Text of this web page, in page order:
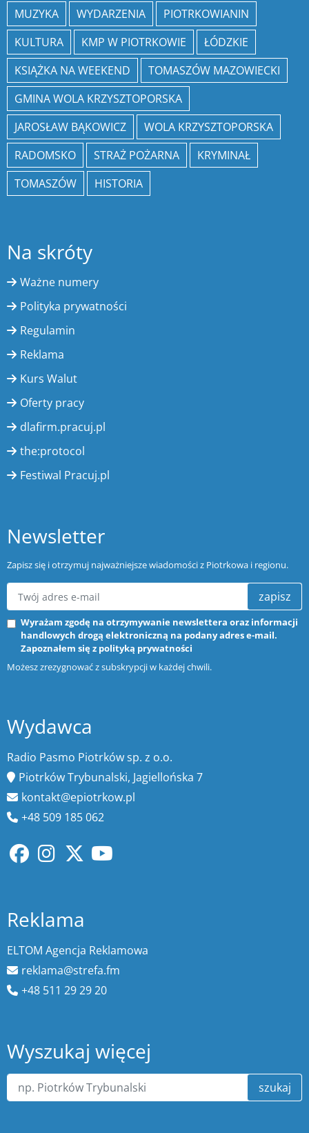
MUZYKA
WYDARZENIA
PIOTRKOWIANIN
KULTURA
KMP W PIOTRKOWIE
ŁÓDZKIE
KSIĄŻKA NA WEEKEND
TOMASZÓW MAZOWIECKI
GMINA WOLA KRZYSZTOPORSKA
JAROSŁAW BĄKOWICZ
WOLA KRZYSZTOPORSKA
RADOMSKO
STRAŻ POŻARNA
KRYMINAŁ
TOMASZÓW
HISTORIA
Na skróty
Ważne numery
Polityka prywatności
Regulamin
Reklama
Kurs Walut
Oferty pracy
dlafirm.pracuj.pl
the:protocol
Festiwal Pracuj.pl
Newsletter
Zapisz się i otrzymuj najważniejsze wiadomości z Piotrkowa i regionu.
zapisz
Wyrażam zgodę na otrzymywanie newslettera oraz informacji
handlowych drogą elektroniczną na podany adres e-mail.
Zapoznałem się z polityką prywatności
Możesz zrezygnować z subskrypcji w każdej chwili.
Wydawca
Radio Pasmo Piotrków sp. z o.o.
Piotrków Trybunalski, Jagiellońska 7
kontakt@epiotrkow.pl
+48 509 185 062
Reklama
ELTOM Agencja Reklamowa
reklama@strefa.fm
+48 511 29 29 20
Wyszukaj więcej
szukaj